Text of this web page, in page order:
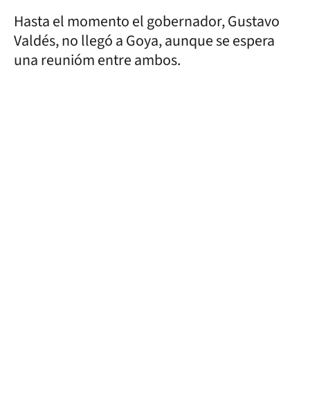
Hasta el momento el gobernador, Gustavo
Valdés, no llegó a Goya, aunque se espera
una reunióm entre ambos.